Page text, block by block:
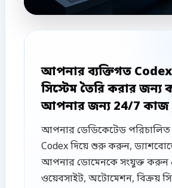
আপনার ব্যক্তিগত Codex
সিস্টেম তৈরি করার জন্য
আপনার জন্য 24/7 কাজ
আপনার ডেডিকেটেড পরিচালিত
Codex দিয়ে শুরু করুন,
আপনার ডোমেনকে সংযুক্ত করুন
ওয়েবসাইট, অটোমেশন, বিক্রয়